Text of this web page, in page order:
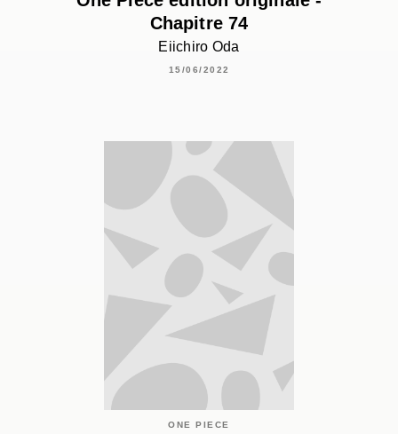
Chapitre 74
Eiichiro Oda
15/06/2022
ONE PIECE